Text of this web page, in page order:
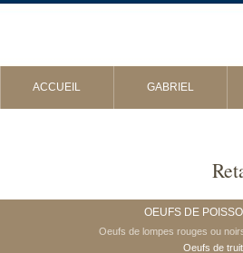
ACCUEIL GABRIEL
OEUFS DE
Oeufs de lompes rouges ou
Oeufs de